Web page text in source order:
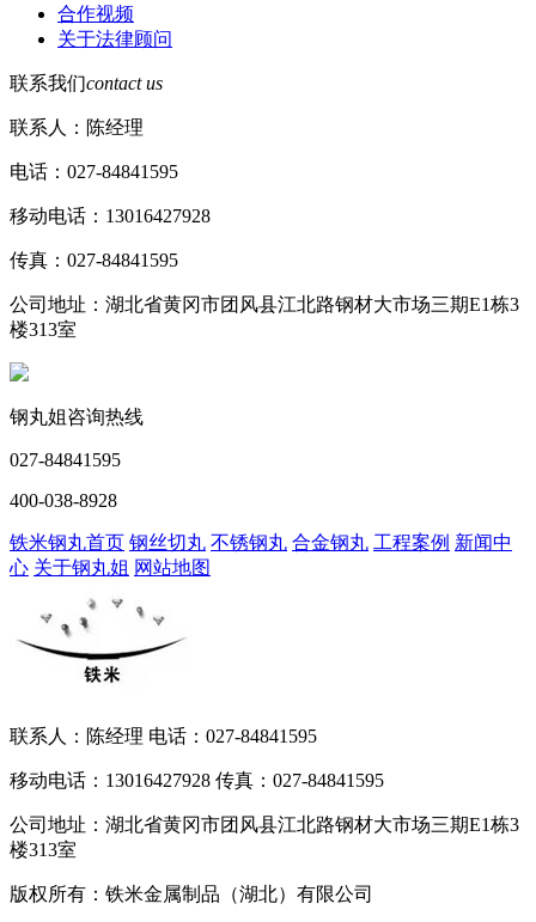
合作视频
关于法律顾问
联系我们contact us
联系人：陈经理
电话：027-84841595
移动电话：13016427928
传真：027-84841595
公司地址：湖北省黄冈市团风县江北路钢材大市场三期E1栋3
楼313室
钢丸姐咨询热线
027-84841595
400-038-8928
铁米钢丸首页 钢丝切丸 不锈钢丸 合金钢丸 工程案例 新闻中
心 关于钢丸姐 网站地图
联系人：陈经理 电话：027-84841595
移动电话：13016427928 传真：027-84841595
公司地址：湖北省黄冈市团风县江北路钢材大市场三期E1栋3
楼313室
版权所有：铁米金属制品（湖北）有限公司